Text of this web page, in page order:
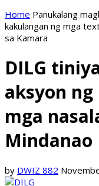
Home Panukalang
kakulangan ng mga
sa Kamara
DILG
aksyon
mga
Mindanao
by DWIZ 882